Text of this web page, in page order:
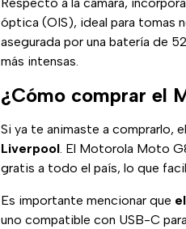
Respecto a la cámara,
óptica (OIS), ideal para tomas
asegurada por una batería de
más intensas.
¿Cómo comprar el
Si ya te animaste a comprarlo,
Liverpool. El Motorola Moto
gratis a todo el país, lo que
Es importante mencionar que
uno compatible con USB-C